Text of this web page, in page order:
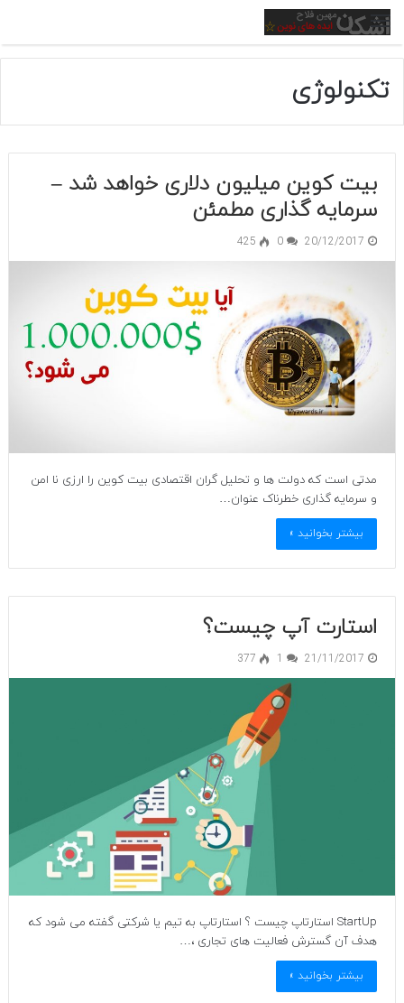
منو
تکنولوژی
بیت کوین میلیون دلاری خواهد شد –
سرمایه گذاری مطمئن
20/12/2017
0
425
مدتی است که دولت ها و تحلیل گران اقتصادی بیت کوین را ارزی نا امن
و سرمایه گذاری خطرناک عنوان…
بیشتر بخوانید »
استارت آپ چیست؟
21/11/2017
1
377
StartUp استارتاپ چیست ؟ استارتاپ به تیم یا شرکتی گفته می شود که
هدف آن گسترش فعالیت های تجاری ،…
بیشتر بخوانید »